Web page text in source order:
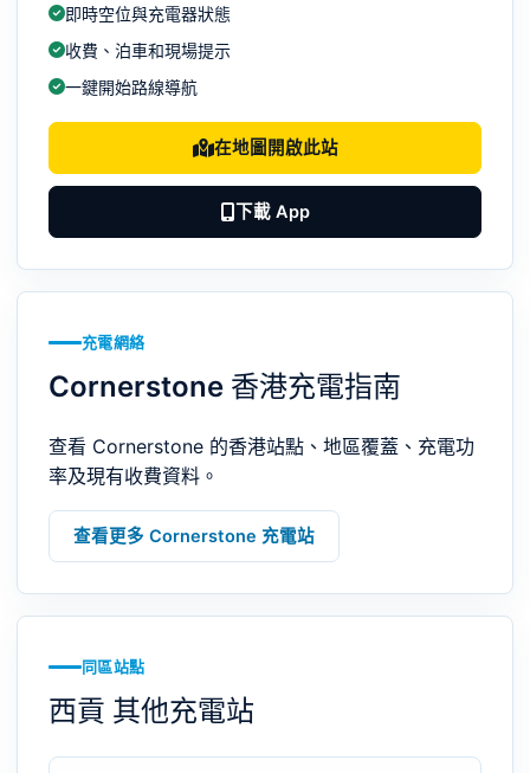
即時空位與充電器狀態
收費、泊車和現場提示
一鍵開始路線導航
在地圖開啟此站
下載 App
充電網絡
Cornerstone 香港充電指南
查看 Cornerstone 的香港站點、地區覆蓋、充電功
率及現有收費資料。
查看更多 Cornerstone 充電站
同區站點
西貢 其他充電站